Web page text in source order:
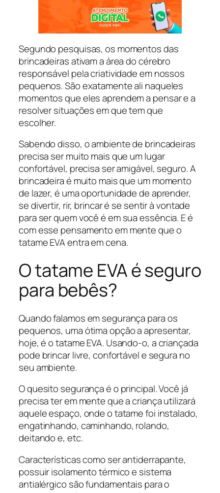
Segundo pesquisas, os momentos das
brincadeiras ativam a área do cérebro
responsável pela criatividade em nossos
pequenos. São exatamente ali naqueles
momentos que eles aprendem a pensar e a
resolver situações em que tem que
escolher.
Sabendo disso, o ambiente de brincadeiras
precisa ser muito mais que um lugar
confortável, precisa ser amigável, seguro. A
brincadeira é muito mais que um momento
de lazer, é uma oportunidade de aprender,
se divertir, rir, brincar é se sentir à vontade
para ser quem você é em sua essência. E é
com esse pensamento em mente que o
tatame EVA entra em cena.
O tatame EVA é seguro
para bebês?
Quando falamos em segurança para os
pequenos, uma ótima opção a apresentar,
hoje, é o tatame EVA. Usando-o, a criançada
pode brincar livre, confortável e segura no
seu ambiente.
O quesito segurança é o principal. Você já
precisa ter em mente que a criança utilizará
aquele espaço, onde o tatame foi instalado,
engatinhando, caminhando, rolando,
deitando e, etc.
Características como ser antiderrapante,
possuir isolamento térmico e sistema
antialérgico são fundamentais para o